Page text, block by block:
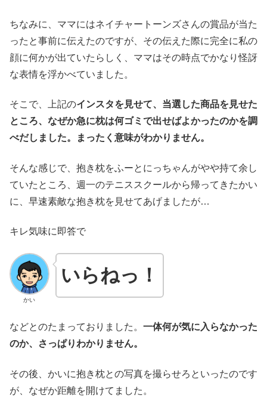
ちなみに、ママにはネイチャートーンズさんの賞品が当た
ったと事前に伝えたのですが、その伝えた際に完全に私の
顔に何かが出ていたらしく、ママはその時点でかなり怪訝
な表情を浮かべていました。
そこで、上記のインスタを見せて、当選した商品を見せた
ところ、なぜか急に枕は何ゴミで出せばよかったのかを調
べだしました。まったく意味がわかりません。
そんな感じで、抱き枕をふーとにっちゃんがやや持て余し
ていたところ、週一のテニススクールから帰ってきたかい
に、早速素敵な抱き枕を見せてあげましたが…
キレ気味に即答で
かい
いらねっ！
などとのたまっておりました。 一体何が気に入らなかった
のか、さっぱりわかりません。
その後、かいに抱き枕との写真を撮らせろといったのです
が、なぜか距離を開けてました。